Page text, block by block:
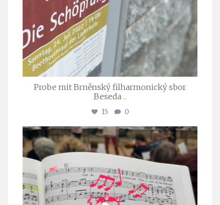
Probe mit Brněnský filharmonický sbor
Beseda ...
15 0
stuttgarter_oratorienchor
Juli 23